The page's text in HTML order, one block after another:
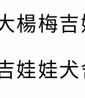
楊梅吉
娃娃